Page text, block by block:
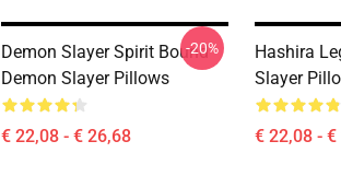
Demon Slayer Spirit Bound
Demon Slayer Pillows
€ 22,08 - € 26,68
-20%
Hashira
Slayer
€ 22,08 -